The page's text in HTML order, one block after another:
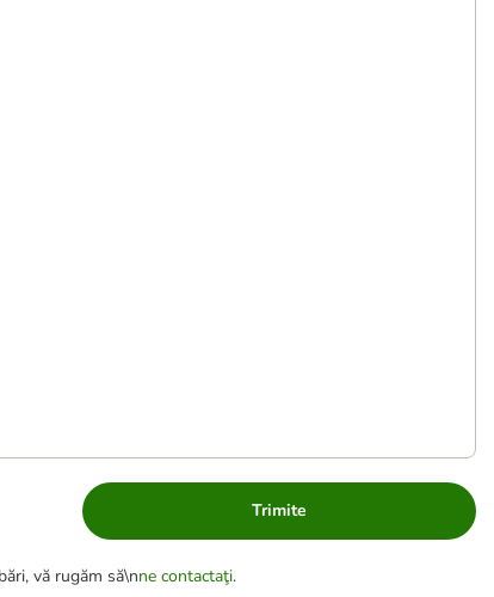
Trimite
vă rugăm să\nne contactaţi.